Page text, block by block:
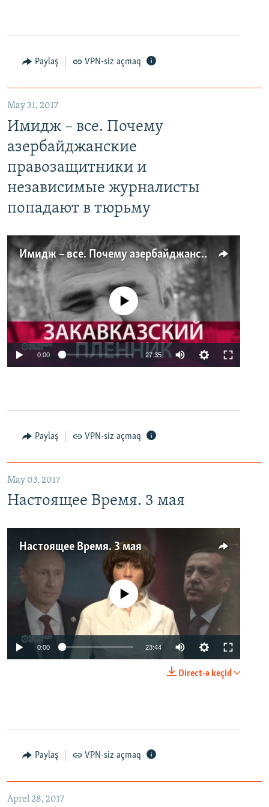
Paylaş VPN-siz açmaq
May 31, 2017
Имидж – все. Почему
азербайджанские
правозащитники и
независимые журналисты
попадают в тюрьму
Имидж – все. Почему азербайджанские правозащитники и независимые журналисты попадают в тюрьму
No media source currently available
0:00 27:35
Paylaş VPN-siz açmaq
May 03, 2017
Настоящее Время. 3 мая
Настоящее Время. 3 мая
No media source currently available
0:00 23:44
Direct-ə keçid
Paylaş VPN-siz açmaq
Aprel 28, 2017